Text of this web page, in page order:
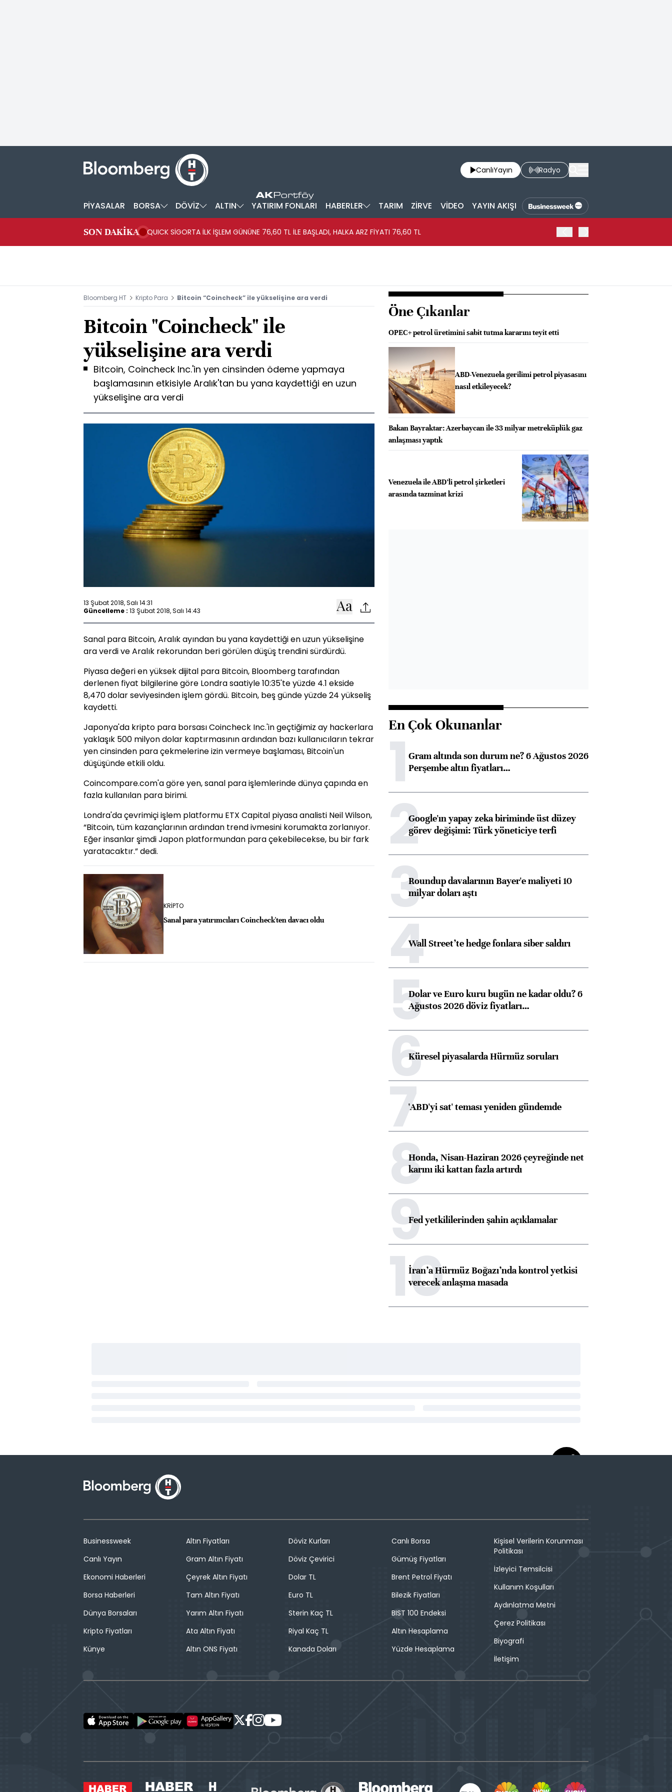
CanlıYayın Radyo
PİYASALAR BORSA DÖVİZ ALTIN YATIRIM FONLARI HABERLER TARIM ZİRVE VİDEO YAYIN AKIŞI
SON DAKİKA QUICK SİGORTA İLK İŞLEM GÜNÜNE 76,60 TL İLE BAŞLADI, HALKA ARZ FİYATI 76,60 TL
Bloomberg HT Kripto Para Bitcoin “Coincheck” ile yükselişine ara verdi
Bitcoin "Coincheck" ile
yükselişine ara verdi
Bitcoin, Coincheck Inc.'in yen cinsinden ödeme yapmaya
başlamasının etkisiyle Aralık'tan bu yana kaydettiği en uzun
yükselişine ara verdi
13 Şubat 2018, Salı 14:31
Güncelleme : 13 Şubat 2018, Salı 14:43
Sanal para Bitcoin, Aralık ayından bu yana kaydettiği en uzun yükselişine
ara verdi ve Aralık rekorundan beri görülen düşüş trendini sürdürdü.
Piyasa değeri en yüksek dijital para Bitcoin, Bloomberg tarafından
derlenen fiyat bilgilerine göre Londra saatiyle 10:35'te yüzde 4.1 ekside
8,470 dolar seviyesinden işlem gördü. Bitcoin, beş günde yüzde 24 yükseliş
kaydetti.
Japonya'da kripto para borsası Coincheck Inc.'in geçtiğimiz ay hackerlara
yaklaşık 500 milyon dolar kaptırmasının ardından bazı kullanıcıların tekrar
yen cinsinden para çekmelerine izin vermeye başlaması, Bitcoin'un
düşüşünde etkili oldu.
Coincompare.com'a göre yen, sanal para işlemlerinde dünya çapında en
fazla kullanılan para birimi.
Londra'da çevrimiçi işlem platformu ETX Capital piyasa analisti Neil Wilson,
“Bitcoin, tüm kazançlarının ardından trend ivmesini korumakta zorlanıyor.
Eğer insanlar şimdi Japon platformundan para çekebilecekse, bu bir fark
yaratacaktır.” dedi.
KRİPTO
Sanal para yatırımcıları Coincheck'ten davacı oldu
Öne Çıkanlar
OPEC+ petrol üretimini sabit tutma kararını teyit etti
ABD-Venezuela gerilimi petrol piyasasını
nasıl etkileyecek?
Bakan Bayraktar: Azerbaycan ile 33 milyar metreküplük gaz
anlaşması yaptık
Venezuela ile ABD’li petrol şirketleri
arasında tazminat krizi
En Çok Okunanlar
1Gram altında son durum ne? 6 Ağustos 2026
Perşembe altın fiyatları…
2Google'ın yapay zeka biriminde üst düzey
görev değişimi: Türk yöneticiye terfi
3Roundup davalarının Bayer'e maliyeti 10
milyar doları aştı
4Wall Street’te hedge fonlara siber saldırı
5Dolar ve Euro kuru bugün ne kadar oldu? 6
Ağustos 2026 döviz fiyatları…
6Küresel piyasalarda Hürmüz soruları
7'ABD'yi sat' teması yeniden gündemde
8Honda, Nisan-Haziran 2026 çeyreğinde net
karını iki kattan fazla artırdı
9Fed yetkililerinden şahin açıklamalar
10
İran’a Hürmüz Boğazı’nda kontrol yetkisi
verecek anlaşma masada
Businessweek
Canlı Yayın
Ekonomi Haberleri
Borsa Haberleri
Dünya Borsaları
Kripto Fiyatları
Künye
Altın Fiyatları
Gram Altın Fiyatı
Çeyrek Altın Fiyatı
Tam Altın Fiyatı
Yarım Altın Fiyatı
Ata Altın Fiyatı
Altın ONS Fiyatı
Döviz Kurları
Döviz Çevirici
Dolar TL
Euro TL
Sterin Kaç TL
Riyal Kaç TL
Kanada Doları
Canlı Borsa
Gümüş Fiyatları
Brent Petrol Fiyatı
Bilezik Fiyatları
BIST 100 Endeksi
Altın Hesaplama
Yüzde Hesaplama
Kişisel Verilerin Korunması
Politikası
İzleyici Temsilcisi
Kullanım Koşulları
Aydınlatma Metni
Çerez Politikası
Biyografi
İletişim